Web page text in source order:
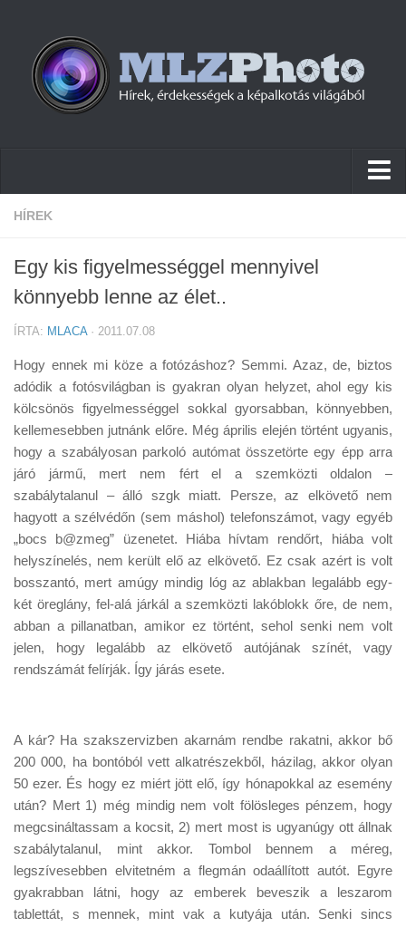
Hírek
Cikkek
Szoftver
Tudástár
Tanácsok
Érdekességek
Helyszíni Riport
E-BB
HÍREK
Egy kis figyelmességgel mennyivel
könnyebb lenne az élet..
ÍRTA: MLACA· 2011.07.08
Hogy ennek mi köze a fotózáshoz? Semmi. Azaz, de, biztos
adódik a fotósvilágban is gyakran olyan helyzet, ahol egy kis
kölcsönös figyelmességgel sokkal gyorsabban, könnyebben,
kellemesebben jutnánk előre. Még április elején történt ugyanis,
hogy a szabályosan parkoló autómat összetörte egy épp arra
járó jármű, mert nem fért el a szemközti oldalon –
szabálytalanul – álló szgk miatt. Persze, az elkövető nem
hagyott a szélvédőn (sem máshol) telefonszámot, vagy egyéb
„bocs b@zmeg” üzenetet. Hiába hívtam rendőrt, hiába volt
helyszínelés, nem került elő az elkövető. Ez csak azért is volt
bosszantó, mert amúgy mindig lóg az ablakban legalább egy-
két öreglány, fel-alá járkál a szemközti lakóblokk őre, de nem,
abban a pillanatban, amikor ez történt, sehol senki nem volt
jelen, hogy legalább az elkövető autójának színét, vagy
rendszámát felírják. Így járás esete.
A kár? Ha szakszervizben akarnám rendbe rakatni, akkor bő
200 000, ha bontóból vett alkatrészekből, házilag, akkor olyan
50 ezer. És hogy ez miért jött elő, így hónapokkal az esemény
után? Mert 1) még mindig nem volt fölösleges pénzem, hogy
megcsináltassam a kocsit, 2) mert most is ugyanúgy ott állnak
szabálytalanul, mint akkor. Tombol bennem a méreg,
legszívesebben elvitetném a flegmán odaállított autót. Egyre
gyakrabban látni, hogy az emberek beveszik a leszarom
tablettát, s mennek, mint vak a kutyája után. Senki sincs